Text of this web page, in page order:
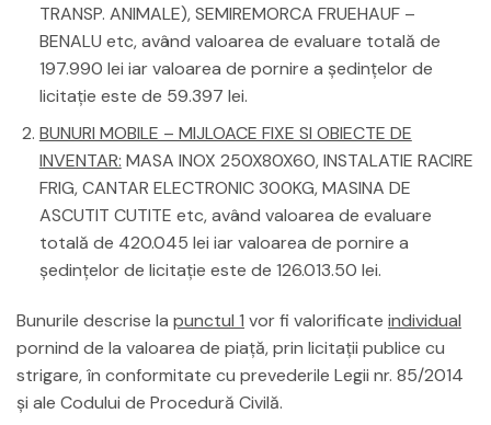
TRANSP. ANIMALE), SEMIREMORCA FRUEHAUF –
BENALU etc, având valoarea de evaluare totală de
197.990 lei iar valoarea de pornire a şedinţelor de
licitaţie este de 59.397 lei.
BUNURI MOBILE – MIJLOACE FIXE SI OBIECTE DE
INVENTAR: MASA INOX 250X80X60, INSTALATIE RACIRE
FRIG, CANTAR ELECTRONIC 300KG, MASINA DE
ASCUTIT CUTITE etc, având valoarea de evaluare
totală de 420.045 lei iar valoarea de pornire a
şedinţelor de licitaţie este de 126.013.50 lei.
Bunurile descrise la punctul 1 vor fi valorificate individual
pornind de la valoarea de piață, prin licitaţii publice cu
strigare, în conformitate cu prevederile Legii nr. 85/2014
şi ale Codului de Procedură Civilă.